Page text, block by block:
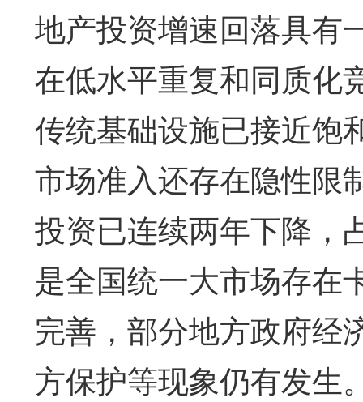
地产投资增速回落具有
在低水平重复和同质化
传统基础设施已接近饱
市场准入还存在隐性限
投资已连续两年下降，
是全国统一大市场存在
完善，部分地方政府经
方保护等现象仍有发生